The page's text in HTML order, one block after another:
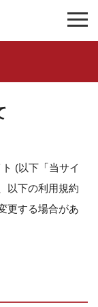
(以下「当サイ
以下の利用規約
更する場合があ